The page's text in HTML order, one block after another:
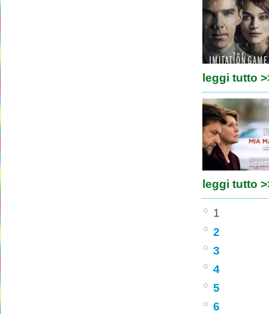
leggi tutto
leggi tutto
1
2
3
4
5
6